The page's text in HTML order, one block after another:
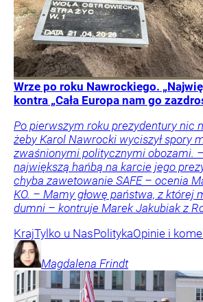
Wrze po roku Nawrockiego.
kontra „Cała Europa nam go
Po pierwszym roku prezydentury nic
żeby Karol Nawrocki wyciszył spory
zwaśnionymi politycznymi obozami.
największą hańbą na karcie jego
chyba zawetowanie SAFE – ocenia
KO. – Mamy głowę państwa, z której
dumni – kontruje Marek Jakubiak z
KrajTylko u NasPolitykaOpinie i
Magdalena Frindt